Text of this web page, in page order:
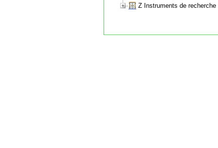
Z Instruments de recherche